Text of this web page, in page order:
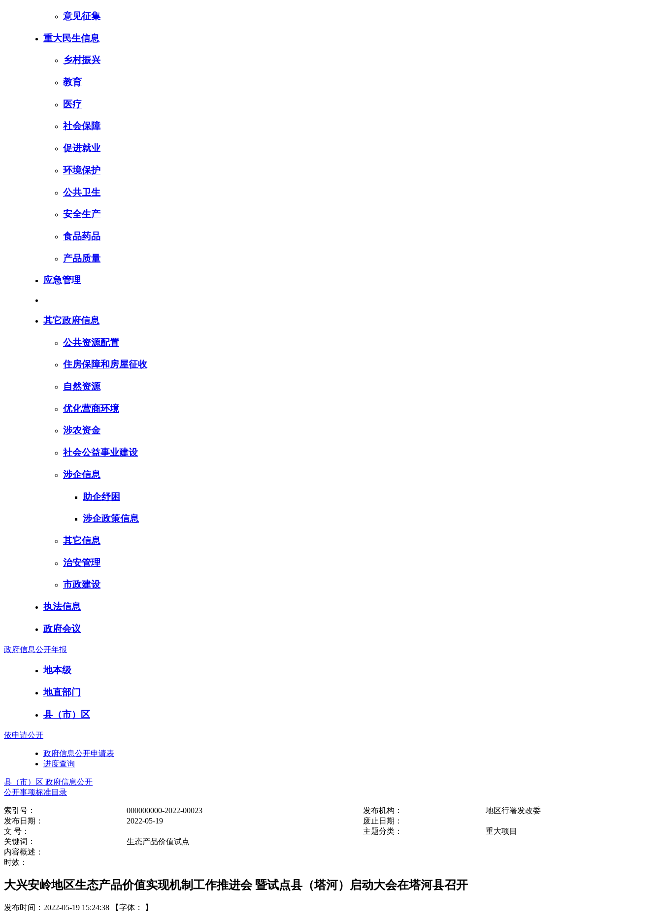
意见征集
重大民生信息
乡村振兴
教育
医疗
社会保障
促进就业
环境保护
公共卫生
安全生产
食品药品
产品质量
应急管理
其它政府信息
公共资源配置
住房保障和房屋征收
自然资源
优化营商环境
涉农资金
社会公益事业建设
涉企信息
助企纾困
涉企政策信息
其它信息
治安管理
市政建设
执法信息
政府会议
政府信息公开年报
地本级
地直部门
县（市）区
依申请公开
政府信息公开申请表
进度查询
县（市）区 政府信息公开
公开事项标准目录
索引号： 000000000-2022-00023 发布机构：
地区行署发改委
发布日期：
2022-05-19
废止日期：
文 号：
主题分类：
重大项目
关键词：
生态产品价值试点
内容概述：
时效：
大兴安岭地区生态产品价值实现机制工作推进会 暨试点县（塔河）启动大会在塔河县召开
发布时间：2022-05-19 15:24:38 【字体： 】